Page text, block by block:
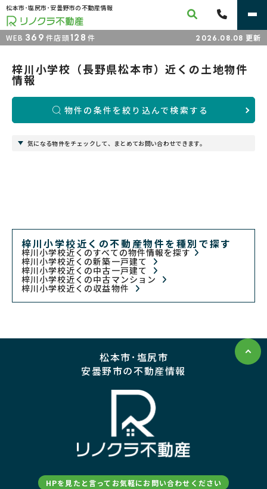
松本市･塩尻市･安曇野市の不動産情報
WEB 369 件店頭128 件 2026.08.08 更新
梓川小学校（長野県松本市）近くの土地物件
情報
物件の条件を絞り込んで検索する
気になる物件をチェックして、まとめてお問い合わせできます。
梓川小学校近くの不動産物件を種別で探す
梓川小学校近くのすべての物件情報を探す
梓川小学校近くの新築一戸建て
梓川小学校近くの中古一戸建て
梓川小学校近くの中古マンション
梓川小学校近くの収益物件
松本市･塩尻市
安曇野市の不動産情報
HPを見たと言ってお気軽にお問い合わせください